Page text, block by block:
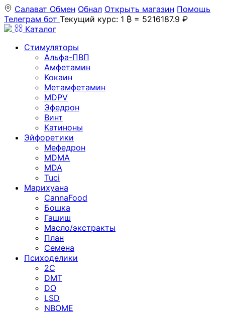
Салават Обмен Обнал Открыть магазин Помощь
Телеграм бот Текущий курс: 1 ₿ = 5216187.9 ₽
Каталог
Стимуляторы
Альфа-ПВП
Амфетамин
Кокаин
Метамфетамин
MDPV
Эфедрон
Винт
Катиноны
Эйфоретики
Мефедрон
MDMA
MDA
Tuci
Марихуана
CannaFood
Бошка
Гашиш
Масло/экстракты
План
Семена
Психоделики
2C
DMT
DO
LSD
NBOME